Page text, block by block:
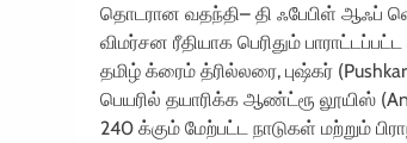
தொடரான வதந்தி– தி ஃபேபிள் ஆஃப்
விமர்சன ரீதியாக பெரிதும்
தமிழ் க்ரைம் த்ரில்லரை, புஷ்கர்
பெயரில் தயாரிக்க ஆண்ட்ரூ லூயிஸ்
240 க்கும் மேற்பட்ட நாடுகள் மற்றும்